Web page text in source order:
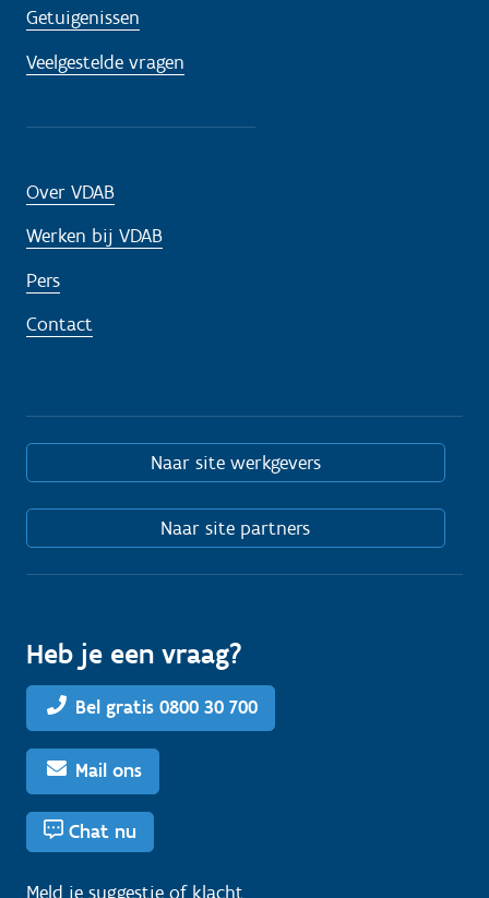
Getuigenissen
Veelgestelde vragen
Over VDAB
Werken bij VDAB
Pers
Contact
Naar site werkgevers
Naar site partners
Heb je een vraag?
Bel gratis 0800 30 700
Mail ons
Chat nu
Meld je suggestie of klacht